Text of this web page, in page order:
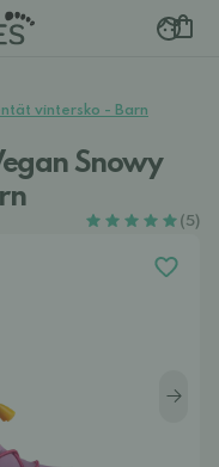
vintersko - Barn
Snowy
(5)